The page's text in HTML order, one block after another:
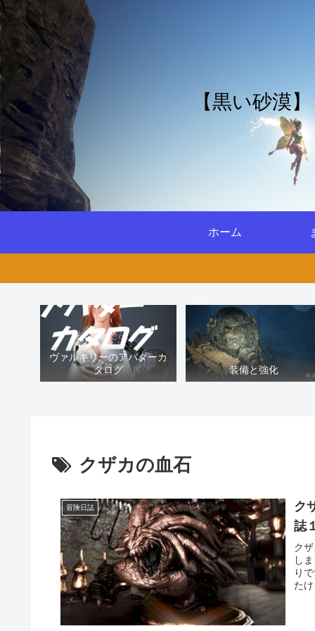
【黒い砂漠
ホーム
ヴァルキリーのアバターカ
タログ
装備と強化
クザカの血石
冒険日誌
ク
誌
ク
し
り
た